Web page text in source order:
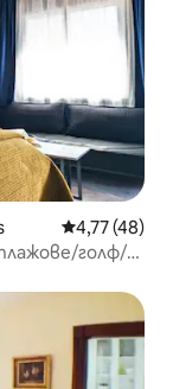
Средна
4,77 (48)
голф/